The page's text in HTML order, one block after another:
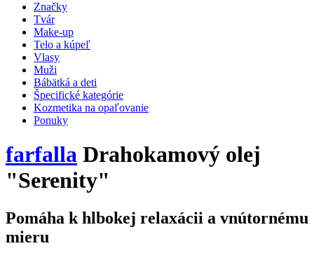
Značky
Tvár
Make-up
Telo a kúpeľ
Vlasy
Muži
Bábätká a deti
Špecifické kategórie
Kozmetika na opaľovanie
Ponuky
farfalla Drahokamový olej
"Serenity"
Pomáha k hlbokej relaxácii a vnútornému
mieru